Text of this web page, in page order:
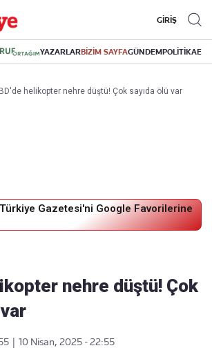
GİRİŞ
YAZARLARBİZİM SAYFAGÜNDEMPOLİTİKA
helikopter nehre düştü! Çok sayıda ölü var
Gazetesi'ni Google Favorilerine
nehre düştü! Çok
10 Nisan, 2025 - 22:55